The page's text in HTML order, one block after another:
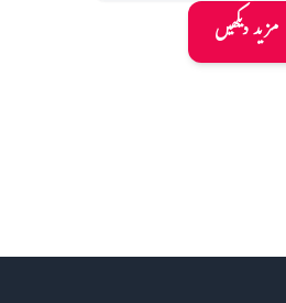
مزید دیکھیں